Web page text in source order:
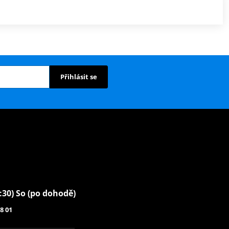
Přihlásit se
So (po dohodě)
01